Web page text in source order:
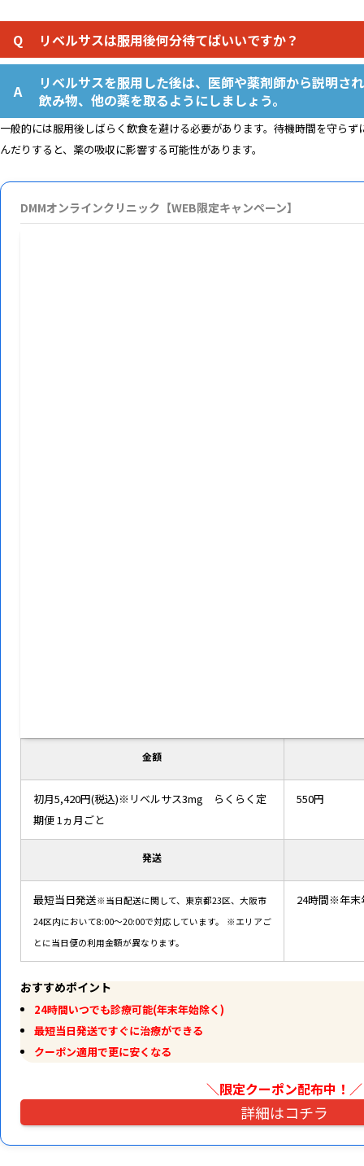
リベルサスは服用後何分待てばいいですか？
リベルサスを服用した後は、医師や薬剤師から説明さ
飲み物、他の薬を取るようにしましょう。
一般的には服用後しばらく飲食を避ける必要があります。待機時間を守ら
んだりすると、薬の吸収に影響する可能性があります。
DMMオンラインクリニック【WEB限定キャンペーン】
金額
初月5,420円(税込)※リベルサス3mg らくらく定
期便 1ヵ月ごと
550円
発送
最短当日発送※当日配送に関して、東京都23区、大阪市
24区内において8:00～20:00で対応しています。
※エリアご
とに当日便の利用金額が異なります。
24時間※年末
おすすめポイント
24時間いつでも診療可能(年末年始除く)
最短当日発送ですぐに治療ができる
クーポン適用で更に安くなる
＼限定クーポン配布中！ ／
詳細はコチラ